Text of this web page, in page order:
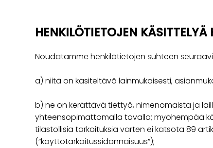
HENKILÖTIETOJEN
Noudatamme henkilötietojen suhteen
a) niitä on käsiteltävä lainmukaisesti,
b) ne on kerättävä tiettyä, nimenomaista ja
yhteensopimattomalla tavalla; myöhempää
tilastollisia tarkoituksia varten ei katsota 89
(”käyttötarkoitussidonnaisuus”);